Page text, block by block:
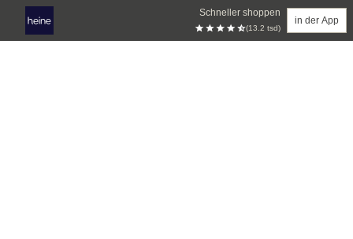
Schneller shoppen
(13.2 tsd)
in der App